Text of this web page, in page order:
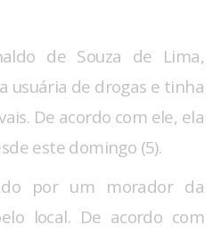
de Souza de Lima,
usuária de drogas e tinha
De acordo com ele, ela
este domingo (5).
por um morador da
local. De acordo com